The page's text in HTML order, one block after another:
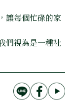
讓每個忙碌的家
們視為是一種社